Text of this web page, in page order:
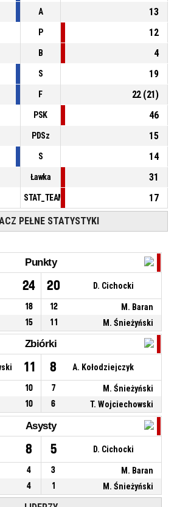
A
13
P
12
B
4
S
19
F 22(21)
PSK
46
PDSz
15
S
14
Ławka
31
17
PEŁNE STATYSTYKI
Punkty
24 20 D. Cichocki
18 12
M. Baran
15 11 M. Śnieżyński
Zbiórki
11 8 A. Kołodziejczyk
10 7
M. Śnieżyński
10 6 T. Wojciechowski
Asysty
8 5 D. Cichocki
4 3
M. Baran
4 1 M. Śnieżyński